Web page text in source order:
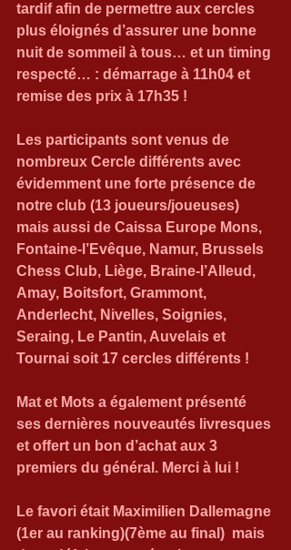
tardif afin de permettre aux cercles
plus éloignés d’assurer une bonne
nuit de sommeil à tous… et un timing
respecté… : démarrage à 11h04 et
remise des prix à 17h35 !
Les participants sont venus de
nombreux Cercle différents avec
évidemment une forte présence de
notre club (13 joueurs/joueuses)
mais aussi de Caissa Europe Mons,
Fontaine-l’Evêque, Namur, Brussels
Chess Club, Liège, Braine-l’Alleud,
Amay, Boitsfort, Grammont,
Anderlecht, Nivelles, Soignies,
Seraing, Le Pantin, Auvelais et
Tournai soit 17 cercles différents !
Mat et Mots a également présenté
ses dernières nouveautés livresques
et offert un bon d’achat aux 3
premiers du général. Merci à lui !
Le favori était Maximilien Dallemagne
(1er au ranking)(7ème au final)  mais